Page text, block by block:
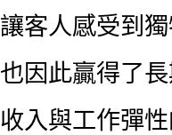
讓客人感受到
也因此贏得了
收入與工作彈